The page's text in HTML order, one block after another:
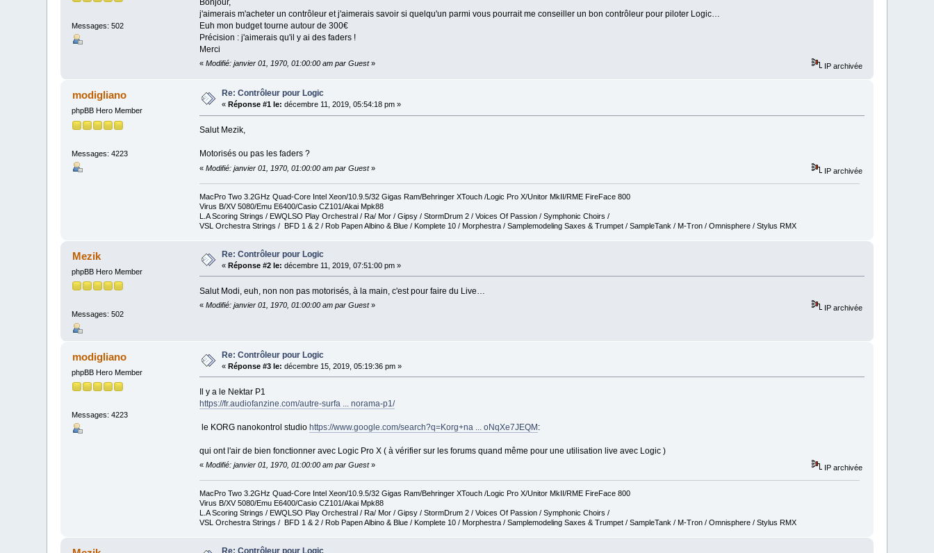
Messages: 502
Bonjour,
j'aimerais m'acheter un contrôleur et j'aimerais savoir si quelqu'un parmi vous pourrait me conseiller un bon contrôleur pour piloter Logic…
Euh mon budget tourne autour de 300€
Précision : j'aimerais qu'il y ai des faders !
Merci
« Modifié: janvier 01, 1970, 01:00:00 am par Guest» IP archivée
modigliano
phpBB Hero Member
Messages: 4223
Re: Contrôleur pour Logic
« Réponse #1 le: décembre 11, 2019, 05:54:18 pm »
Salut Mezik,
Motorisés ou pas les faders ?
« Modifié: janvier 01, 1970, 01:00:00 am par Guest» IP archivée
MacPro Two 3.2GHz Quad-Core Intel Xeon/10.9.5/32 Gigas Ram/Behringer XTouch /Logic Pro X/Unitor MkII/RME FireFace 800
Virus B/XV 5080/Emu E6400/Casio CZ101/Akai Mpk88
L.A Scoring Strings / EWQLSO Play Orchestral / Ra/ Mor / Gipsy / StormDrum 2 / Voices Of Passion / Symphonic Choirs /
VSL Orchestra Strings / BFD 1 & 2 / Rob Papen Albino & Blue / Komplete 10 / Morphestra / Samplemodeling Saxes & Trumpet / SampleTank / M-Tron / Omnisphere / Stylus RMX
Mezik
phpBB Hero Member
Messages: 502
Re: Contrôleur pour Logic
«Réponse #2 le: décembre 11, 2019, 07:51:00 pm »
Salut Modi, euh, non non pas motorisés, à la main, c'est pour faire du Live…
« Modifié: janvier 01, 1970, 01:00:00 am par Guest» IP archivée
modigliano
phpBB Hero Member
Messages: 4223
Re: Contrôleur pour Logic
«Réponse #3 le: décembre 15, 2019, 05:19:36 pm »
Il y a le Nektar P1
https://fr.audiofanzine.com/autre-surfa ... norama-p1/
le KORG nanokontrol studio https://www.google.com/search?q=Korg+na ... oNqXe7JEQM:
qui ont l'air de bien fonctionner avec Logic Pro X ( à vérifier sur les forums quand même pour une utilisation live avec Logic )
« Modifié: janvier 01, 1970, 01:00:00 am par Guest» IP archivée
MacPro Two 3.2GHz Quad-Core Intel Xeon/10.9.5/32 Gigas Ram/Behringer XTouch /Logic Pro X/Unitor MkII/RME FireFace 800
Virus B/XV 5080/Emu E6400/Casio CZ101/Akai Mpk88
L.A Scoring Strings / EWQLSO Play Orchestral / Ra/ Mor / Gipsy / StormDrum 2 / Voices Of Passion / Symphonic Choirs /
VSL Orchestra Strings / BFD 1 & 2 / Rob Papen Albino & Blue / Komplete 10 / Morphestra / Samplemodeling Saxes & Trumpet / SampleTank / M-Tron / Omnisphere / Stylus RMX
Re: Contrôleur pour Logic